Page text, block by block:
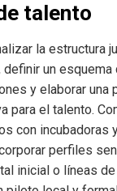
talento
la estructura
definir un
y elaborar una
para el talento.
con incubadoras
perfiles
inicial o líneas